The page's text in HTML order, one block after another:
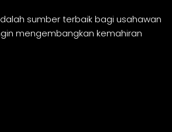
sumber terbaik bagi usahawan
mengembangkan kemahiran